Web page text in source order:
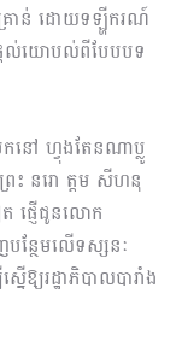
គ្រាន់ ដោយទឡ្ហីករណ៍
ផ្ដល់យោបល់ពីបែបបទ
នៅ ហ្វុងតែនណាប្លូ
រះ នរោ ត្តម សីហនុ
ផ្ញើជូនលោក
ន្ថែមលើទស្សនៈ
ឱ្យរដ្ឋាភិបាលបារាំង